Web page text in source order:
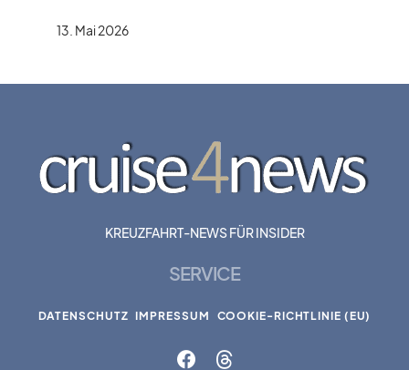
13. Mai 2026
KREUZFAHRT-NEWS FÜR INSIDER
SERVICE
DATENSCHUTZ IMPRESSUM COOKIE-RICHTLINIE (EU)